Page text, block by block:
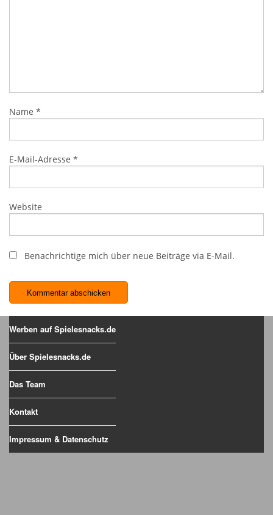
Name *
E-Mail-Adresse *
Website
Benachrichtige mich über neue Beiträge via E-Mail.
Werben auf Spielesnacks.de
Über Spielesnacks.de
Das Team
Kontakt
Impressum & Datenschutz